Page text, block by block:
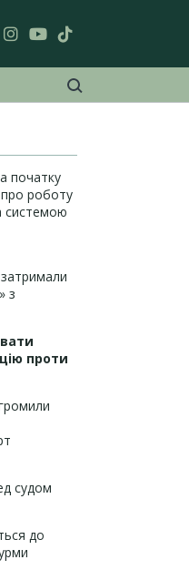
початку
про роботу
системою
з
проти
судом
до